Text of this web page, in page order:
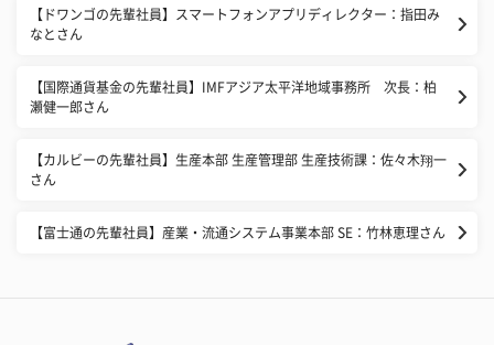
【ドワンゴの先輩社員】スマートフォンアプリディレクター：指田み
なとさん
【国際通貨基金の先輩社員】IMFアジア太平洋地域事務所 次長：柏
瀬健一郎さん
【カルビーの先輩社員】生産本部 生産管理部 生産技術課：佐々木翔一
さん
【富士通の先輩社員】産業・流通システム事業本部 SE：竹林恵理さん